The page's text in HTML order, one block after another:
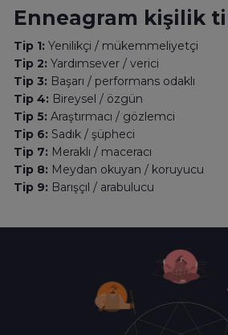
Enneagram kişilik
Tip 1: Yenilikçi / mükemmeliyetçi
Tip 2: Yardımsever / verici
Tip 3: Başarı / performans odaklı
Tip 4: Bireysel / özgün
Tip 5: Araştırmacı / gözlemci
Tip 6: Sadık / şüpheci
Tip 7: Meraklı / maceracı
Tip 8: Meydan okuyan / koruyucu
Tip 9: Barışçıl / arabulucu